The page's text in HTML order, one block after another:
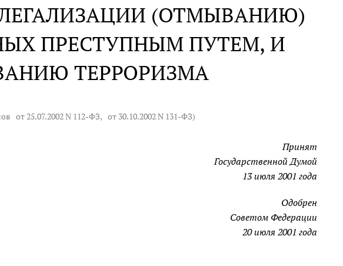
(ОТМЫВАНИЮ)
ПРЕСТУПНЫМ ПУТЕМ, И
ТЕРРОРИЗМА
от 25.07.2002 N 112-ФЗ, от 30.10.2002 N 131-ФЗ)
Принят
Государственной Думой
13 июля 2001 года
Одобрен
Советом Федерации
20 июля 2001 года